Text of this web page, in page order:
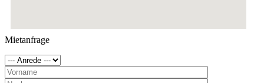
Mietanfrage